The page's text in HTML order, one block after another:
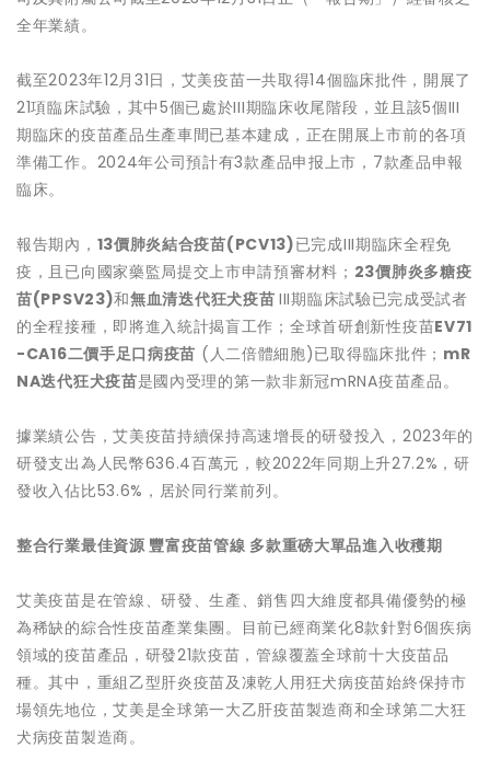
全年業績。
截至2023年12月31日，艾美疫苗一共取得14個臨床批件，開展了
21項臨床試驗，其中5個已處於III期臨床收尾階段，並且該5個III
期臨床的疫苗產品生產車間已基本建成，正在開展上市前的各項
準備工作。2024年公司預計有3款產品申报上市，7款產品申報
臨床。
報告期內， 13價肺炎結合疫苗(PCV13)已完成III期臨床全程免
疫，且已向國家藥監局提交上市申請預審材料； 23價肺炎多糖疫
苗(PPSV23)和無血清迭代狂犬疫苗 III期臨床試驗已完成受試者
的全程接種，即將進入統計揭盲工作；全球首研創新性疫苗EV71
-CA16二價手足口病疫苗 (人二倍體細胞)已取得臨床批件； mR
NA迭代狂犬疫苗是國內受理的第一款非新冠mRNA疫苗產品。
據業績公告，艾美疫苗持續保持高速增長的研發投入，2023年的
研發支出為人民幣636.4百萬元，較2022年同期上升27.2%，研
發收入佔比53.6%，居於同行業前列。
整合行業最佳資源豐富疫苗管線 多款重磅大單品進入收穫期
艾美疫苗是在管線、研發、生產、銷售四大維度都具備優勢的極
為稀缺的綜合性疫苗產業集團。目前已經商業化8款針對6個疾病
領域的疫苗產品，研發21款疫苗，管線覆蓋全球前十大疫苗品
種。其中，重組乙型肝炎疫苗及凍乾人用狂犬病疫苗始終保持市
場領先地位，艾美是全球第一大乙肝疫苗製造商和全球第二大狂
犬病疫苗製造商。